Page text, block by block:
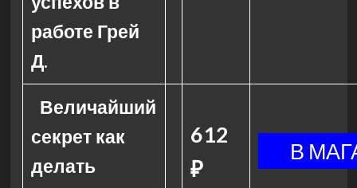
работе Грей
Д.
Величайший
секрет как
делать
612
₽